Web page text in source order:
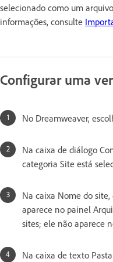
selecionado como um
informações, consulte
Configurar uma
No Dreamweaver,
Na caixa de diálogo
categoria Site está
Na caixa Nome do
aparece no painel
sites; ele não aparece
Na caixa de texto